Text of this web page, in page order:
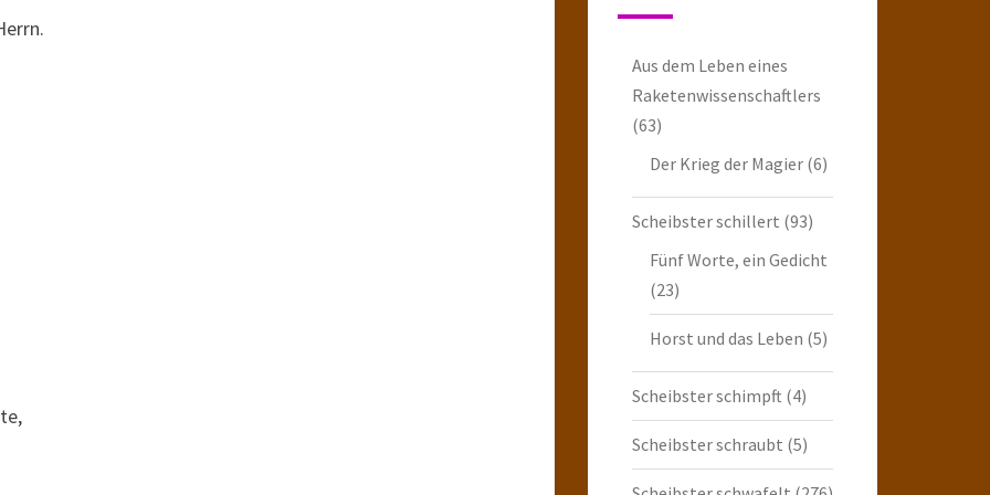
Aus dem Leben eines
Raketenwissenschaftlers
(63)
Der Krieg der Magier(6)
Scheibster schillert (93)
Fünf Worte, ein Gedicht
(23)
Horst und das Leben (5)
Scheibster schimpft (4)
Scheibster schraubt (5)